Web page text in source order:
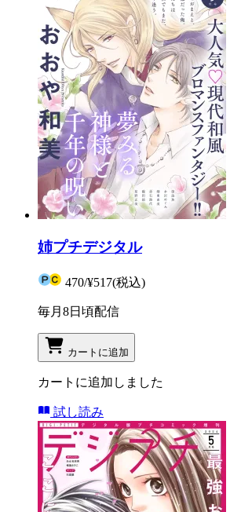
姉プチデジタル
470/¥517(税込)
毎月8日頃配信
カートに追加
カートに追加しました
試し読み